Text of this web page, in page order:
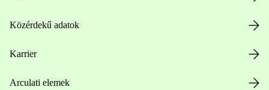
Közérdekű adatok
Karrier
Arculati elemek